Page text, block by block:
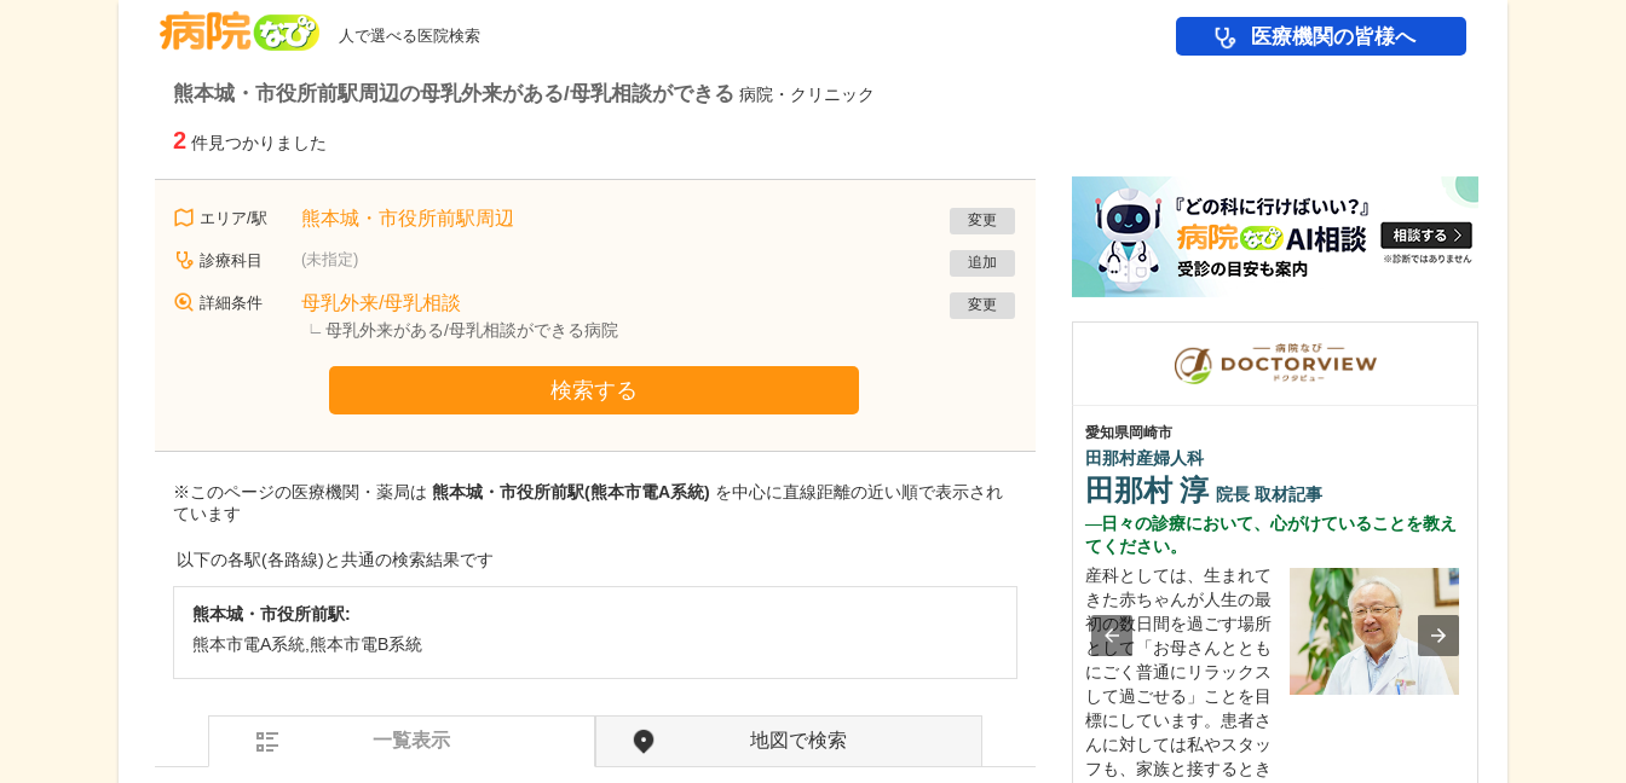
人で選べる医院検索 医療機関の皆様へ
熊本城・市役所前駅周辺の母乳外来がある/母乳相談ができる 病院・クリニック
2 件見つかりました
エリア/駅 熊本城・市役所前駅周辺 変更
診療科目 (未指定) 追加
詳細条件 母乳外来/母乳相談
母乳外来がある/母乳相談ができる病院
変更
検索する
※このページの医療機関・薬局は 熊本城・市役所前駅(熊本市電A系統) を中心に直線距離の近い順で表示され
ています
以下の各駅(各路線)と共通の検索結果です
熊本城・市役所前駅:
熊本市電A系統,熊本市電B系統
一覧表示 地図で検索
たかしお内科ハートクリニック
高潮 征爾院長取材記事
だんだん悪くなっていき
ます。大学病院で後進の
育成に取り組みつつ、高
愛知県岡崎市
田那村産婦人科
田那村 淳 院長 取材記事
日々の診療において、心がけていることを教え
てください。
産科としては、生まれて
きた赤ちゃんが人生の最
初の数日間を過ごす場所
として「お母さんととも
にごく普通にリラックス
して過ごせる」ことを目
標にしています。患者さ
んに対しては私やスタッ
フも、家族と接するとき